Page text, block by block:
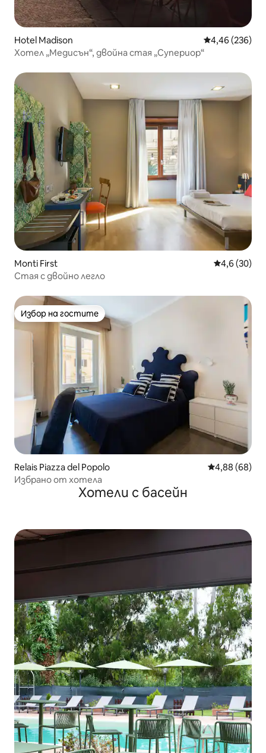
Hotel Madison Средна
4,46 (236)
Хотел „Медисън“, двойна стая „Супериор“
Monti First Средна
4,6 (30)
Стая с двойно легло
Избор на гостите
Избор на гостите
Relais Piazza del Popolo Средна
4,88 (68)
Избрано от хотела
Хотели с басейн